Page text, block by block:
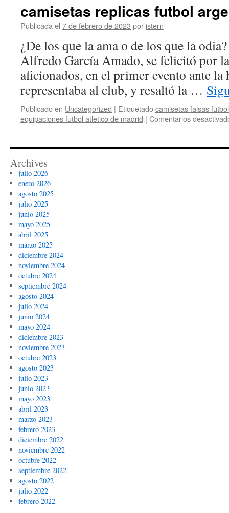
camisetas replicas futbol
Publicada el 7 de febrero de 2023 por istern
¿De los que la ama o de los que la
Alfredo García Amado, se felicitó por
aficionados, en el primer evento ante la
representaba al club, y resaltó la …
Publicado en Uncategorized | Etiquetadocamisetas falsas futbol
equipaciones futbol atletico de madrid | Comentarios
Archives
julio 2026
enero 2026
agosto 2025
julio 2025
junio 2025
mayo 2025
abril 2025
marzo 2025
diciembre 2024
noviembre 2024
octubre 2024
septiembre 2024
agosto 2024
julio 2024
junio 2024
mayo 2024
diciembre 2023
noviembre 2023
octubre 2023
agosto 2023
julio 2023
junio 2023
mayo 2023
abril 2023
marzo 2023
febrero 2023
diciembre 2022
noviembre 2022
octubre 2022
septiembre 2022
agosto 2022
julio 2022
febrero 2022